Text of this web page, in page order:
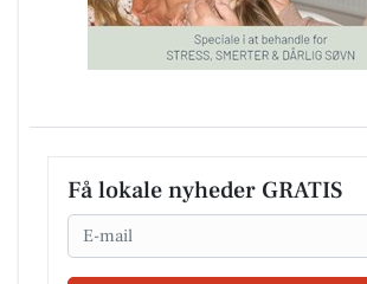
Få lokale nyheder GRATIS
Email